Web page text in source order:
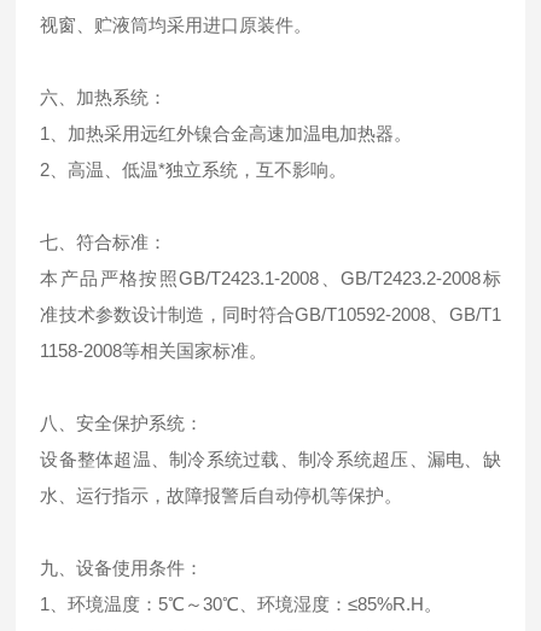
视窗、贮液筒均采用进口原装件。
六、加热系统：
1、加热采用远红外镍合金高速加温电加热器。
2、高温、低温*独立系统，互不影响。
七、符合标准：
本产品严格按照GB/T2423.1-2008、GB/T2423.2-2008标
准技术参数设计制造，同时符合GB/T10592-2008、GB/T1
1158-2008等相关国家标准。
八、安全保护系统：
设备整体超温、制冷系统过载、制冷系统超压、漏电、缺
水、运行指示，故障报警后自动停机等保护。
九、设备使用条件：
1、环境温度：5℃～30℃、环境湿度：≤85%R.H。